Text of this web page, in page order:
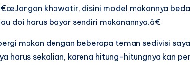
khawatir, disini model makannya
doi harus bayar sendiri makanannya.â€
makan dengan beberapa teman sedivisi
harus sekalian, karena hitung-hitungnya kan